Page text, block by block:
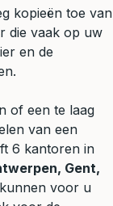
kopieën toe van
die vaak op uw
en de
of een te laag
van een
6 kantoren in
Gent,
voor u